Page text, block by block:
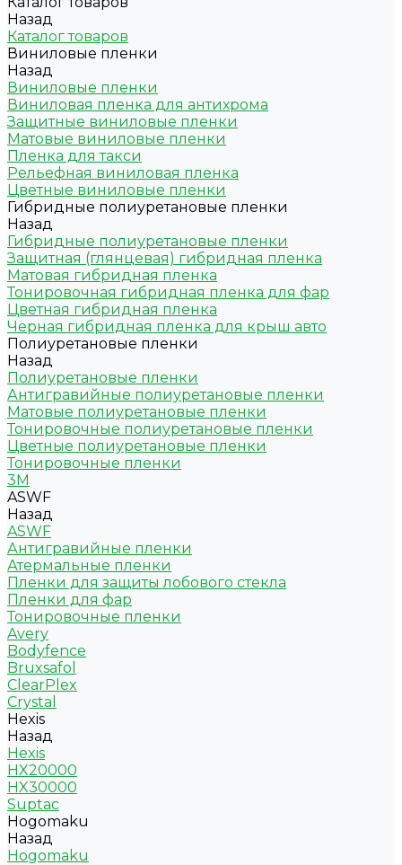
Назад
Каталог товаров
Виниловые пленки
Назад
Виниловые пленки
Виниловая пленка для антихрома
Защитные виниловые пленки
Матовые виниловые пленки
Пленка для такси
Рельефная виниловая пленка
Цветные виниловые пленки
Гибридные полиуретановые пленки
Назад
Гибридные полиуретановые пленки
Защитная (глянцевая) гибридная пленка
Матовая гибридная пленка
Тонировочная гибридная пленка для фар
Цветная гибридная пленка
Черная гибридная пленка для крыш авто
Полиуретановые пленки
Назад
Полиуретановые пленки
Антигравийные полиуретановые пленки
Матовые полиуретановые пленки
Тонировочные полиуретановые пленки
Цветные полиуретановые пленки
Тонировочные пленки
3M
ASWF
Назад
ASWF
Антигравийные пленки
Атермальные пленки
Пленки для защиты лобового стекла
Пленки для фар
Тонировочные пленки
Avery
Bodyfence
Bruxsafol
ClearPlex
Crystal
Hexis
Назад
Hexis
HX20000
HX30000
Suptac
Hogomaku
Назад
Hogomaku